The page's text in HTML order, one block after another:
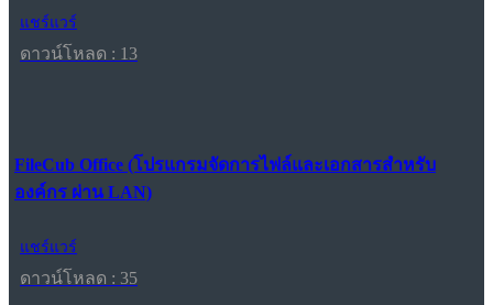
แชร์แวร์
ดาวน์โหลด : 13
FileCub Office (โปรแกรมจัดการไฟล์และเอกสารสำหรับ
องค์กร ผ่าน LAN)
แชร์แวร์
ดาวน์โหลด : 35